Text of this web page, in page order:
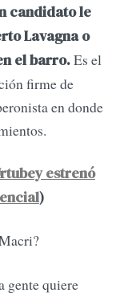
candidato le
Lavagna o
el barro.Es el
firme de
en donde
estrenó
)
gente quiere